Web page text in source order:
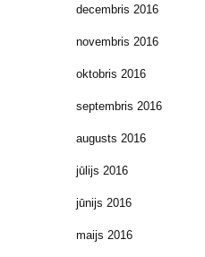
decembris 2016
novembris 2016
oktobris 2016
septembris 2016
augusts 2016
jūlijs 2016
jūnijs 2016
maijs 2016